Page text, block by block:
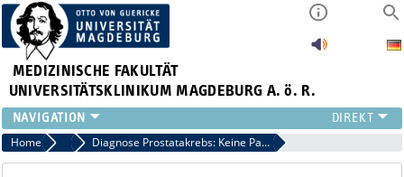
MEDIZINISCHE FAKULTÄT
UNIVERSITÄTSKLINIKUM MAGDEBURG A. ö. R.
INSTITUTE
KLINIKEN
Home Ratgeber Gesundheit Diagnose Prostatakrebs: Keine Panik!